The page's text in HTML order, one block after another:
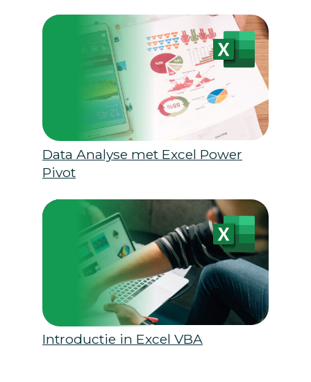
Data Analyse met Excel Power
Pivot
Introductie in Excel VBA